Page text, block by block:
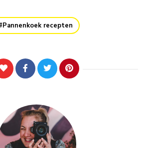
Pannenkoek recepten